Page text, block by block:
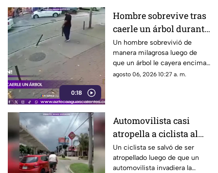
0:18
Hombre sobrevive tras
caerle un árbol durante
tormenta
Un hombre sobrevivió de
manera milagrosa luego de
que un árbol le cayera encima
durante una fuerte tormenta
agosto 06, 2026 10:27 a. m.
Automovilista casi
atropella a ciclista al
invadir el carril de la
ciclovía en Guadalajara
Un ciclista se salvó de ser
atropellado luego de que un
automovilista invadiera la